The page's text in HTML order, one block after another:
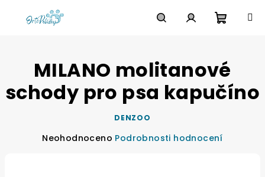
košík
MILANO molitanové
schody pro psa kapučíno
DENZOO
Průměrné
Neohodnoceno Podrobnosti hodnocení